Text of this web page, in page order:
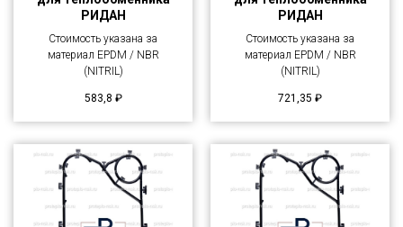
РИДАН
Стоимость указана за
материал EPDM / NBR
(NITRIL)
583,8 ₽
РИДАН
Стоимость указана за
материал EPDM / NBR
(NITRIL)
721,35 ₽